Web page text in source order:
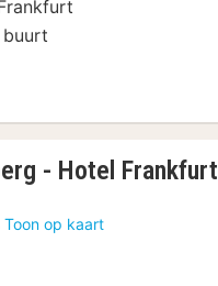
buurt
- Hotel Frankfurt
Toon op kaart